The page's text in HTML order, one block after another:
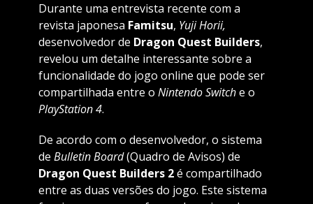
Durante uma entrevista recente com a
revista japonesa Famitsu, Yuji Horii,
desenvolvedor de Dragon Quest Builders,
revelou um detalhe interessante sobre a
funcionalidade do jogo online que pode ser
compartilhada entre o Nintendo Switche o
PlayStation 4.
De acordo com o desenvolvedor, o sistema
de Bulletin Board(Quadro de Avisos) de
Dragon Quest Builders 2é compartilhado
entre as duas versões do jogo. Este sistema